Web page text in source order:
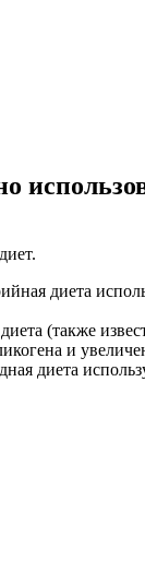
диета
(также
и
диета